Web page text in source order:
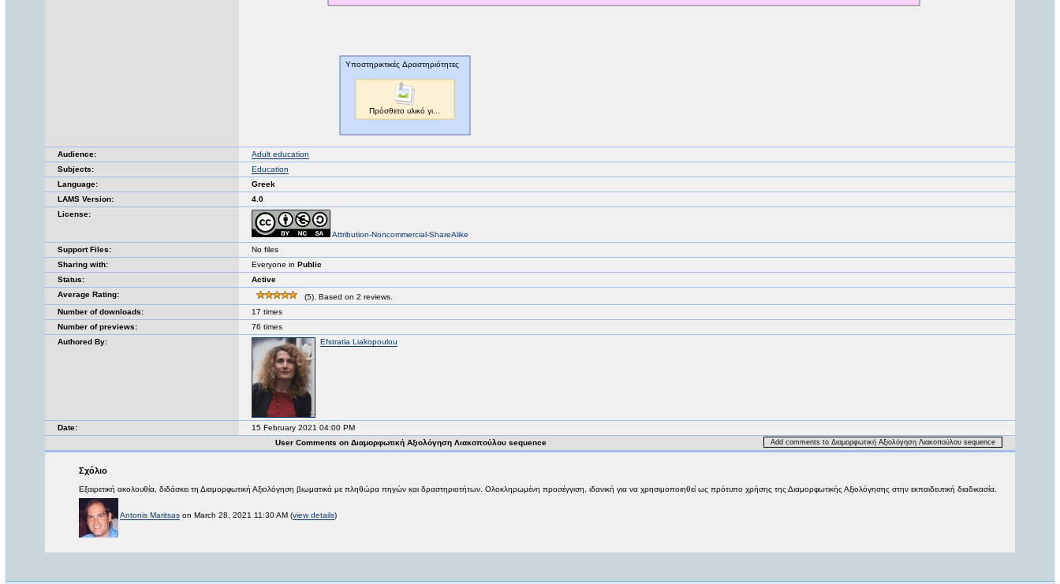
Audience:
Adult education
Subjects:
Education
Language:
Greek
LAMS Version:
4.0
License:
Attribution-Noncommercial-ShareAlike
Support Files:
No files
Sharing with:
Everyone in Public
Status:
Active
Average Rating:
(5). Based on 2 reviews.
Number of downloads:
17 times
Number of previews:
76 times
Authored By:
Efstratia Liakopoulou
Date:
15 February 2021 04:00 PM
User Comments on Διαμορφωτική Αξιολόγηση Λιακοπούλου sequence
Add comments to Διαμορφωτική Αξιολόγηση Λιακοπούλου sequence
Σχόλιο
Εξαιρετική ακολουθία, διδάσκει τη Διαμορφωτική Αξιολόγηση βιωματικά με πληθώρα πηγών και δραστηριοτήτων. Ολοκληρωμένη προσέγγιση, ιδανική για να χρησιμοποιηθεί ως πρότυπο χρήσης της Διαμορφωτικής Αξιολόγησης στην εκπαιδευτική διαδικασία.
Antonis Maritsas on March 28, 2021 11:30 AM (view details)